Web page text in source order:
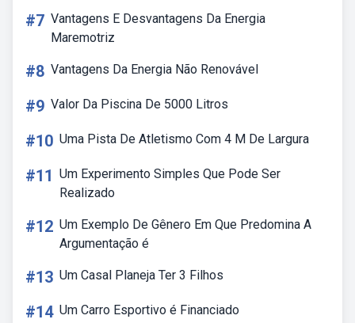
#7 Vantagens E Desvantagens Da Energia
Maremotriz
#8 Vantagens Da Energia Não Renovável
#9 Valor Da Piscina De 5000 Litros
#10 Uma Pista De Atletismo Com 4 M De Largura
#11 Um Experimento Simples Que Pode Ser
Realizado
#12 Um Exemplo De Gênero Em Que Predomina A
Argumentação é
#13 Um Casal Planeja Ter 3 Filhos
#14 Um Carro Esportivo é Financiado